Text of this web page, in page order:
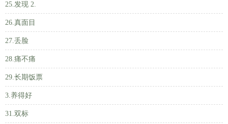
25.发现 2.
26.真面目
27.丢脸
28.痛不痛
29.长期饭票
3.养得好
31.双标